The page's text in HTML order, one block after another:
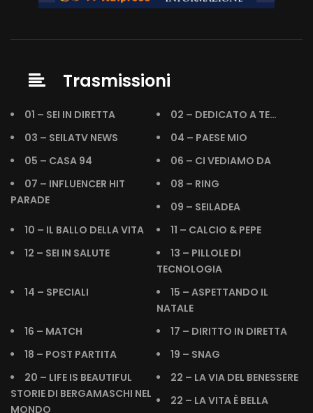
Trasmissioni
01 – SEI IN DIRETTA
02 – DEDICATO A TE…
03 – SEILATV NEWS
04 – PAESE MIO
05 – CASA 94
06 – CI VEDIAMO DA
07 – INFLUENCER HIT
PARADE
08 – RING
09 – SEILADEA
10 – IL BALLO DELLA VITA
11 – CALCIO & PEPE
12 – SEI IN SALUTE
13 – PILLOLE DI
TECNOLOGIA
14 – SPECIALI
15 – ASPETTANDO IL
NATALE
16 – MATCH
17 – DIRITTO IN DIRETTA
18 – POST PARTITA
19 – SNAG
20 – LIFE IS BEAUTIFUL
STORIE DI BERGAMASCHI NEL
MONDO
22 – LA VIA DEL BENESSERE
22 – LA VITA È BELLA